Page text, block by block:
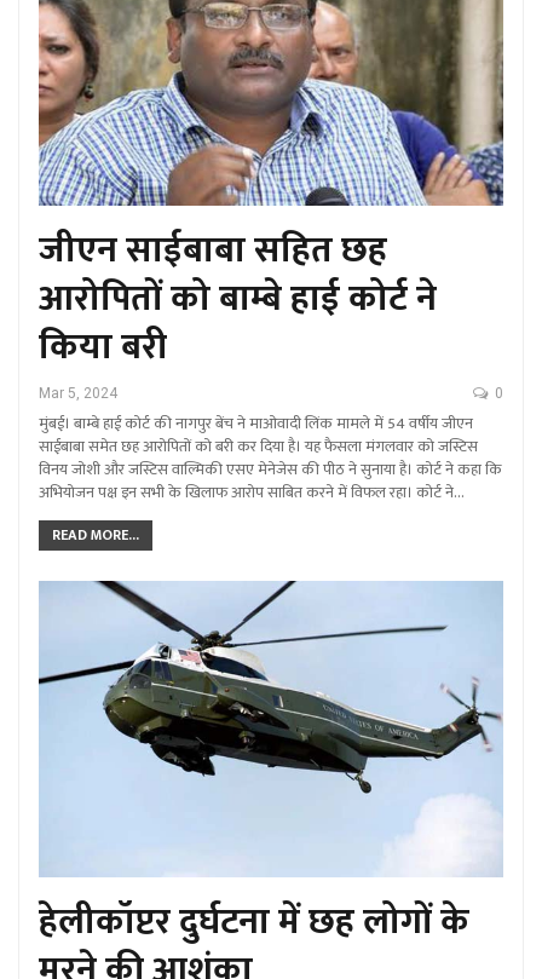
जीएन साईबाबा सहित छह
आरोपितों को बाम्बे हाई कोर्ट ने
किया बरी
Mar 5, 2024 0
मुंबई। बाम्बे हाई कोर्ट की नागपुर बेंच ने माओवादी लिंक मामले में 54 वर्षीय जीएन
साईबाबा समेत छह आरोपितों को बरी कर दिया है। यह फैसला मंगलवार को जस्टिस
विनय जोशी और जस्टिस वाल्मिकी एसए मेनेजेस की पीठ ने सुनाया है। कोर्ट ने कहा कि
अभियोजन पक्ष इन सभी के खिलाफ आरोप साबित करने में विफल रहा। कोर्ट ने…
READ MORE...
हेलीकॉप्टर दुर्घटना में छह लोगों के